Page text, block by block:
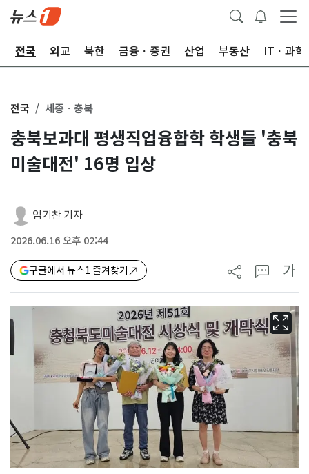
전국 외교 북한 금융ㆍ증권 산업 부동산 ITㆍ과학
전국 세종ㆍ충북
충북보과대 평생직업융합학 학생들 '충북
미술대전' 16명 입상
엄기찬 기자
2026.06.16 오후 02:44
구글에서 뉴스1 즐겨찾기 가